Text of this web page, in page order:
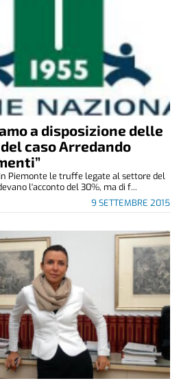
a disposizione delle
caso Arredando
9 SETTEMBRE 2015
Piemonte le truffe legate al settore del
l'acconto del 30%, ma di f...